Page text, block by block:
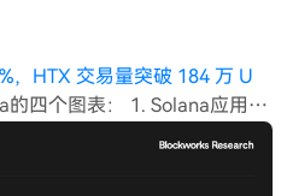
的交易量也处于低位。这表
市商调仓和稳定币支付）单位
投机，这对网络基础设施更
成了交易量与收入的背离。
为其尚未完全利用的吞吐量潜
，HTX 交易量突破 184 万 U
的四个图表： 1. Solana应用在
入，为自二月份以来的最高
份额在七月份上升至16.5%，